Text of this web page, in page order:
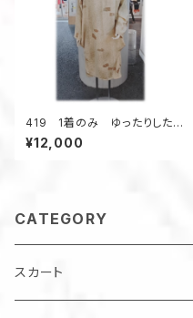
419 1着のみ ゆったりしたワ
ンピース コクーンワンピー
ス 正絹着物リメイク シル
¥12,000
CATEGORY
スカート